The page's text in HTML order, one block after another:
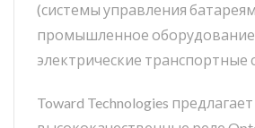
(системы управления
промышленное
электрические транспортные
Toward Technologies